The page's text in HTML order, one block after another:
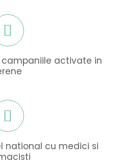
activate in
national cu medici si